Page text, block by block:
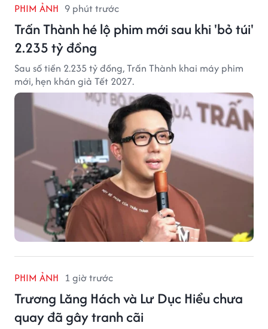
PHIM ẢNH 9 phút trước
Trấn Thành hé lộ phim mới sau khi 'bỏ túi'
2.235 tỷ đồng
Sau số tiền 2.235 tỷ đồng, Trấn Thành khai máy phim
mới, hẹn khán giả Tết 2027.
PHIM ẢNH 1 giờ trước
Trương Lăng Hách và Lư Dục Hiểu chưa
quay đã gây tranh cãi